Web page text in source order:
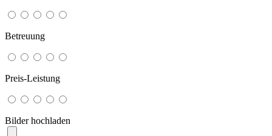
Betreuung
Preis-Leistung
Bilder hochladen